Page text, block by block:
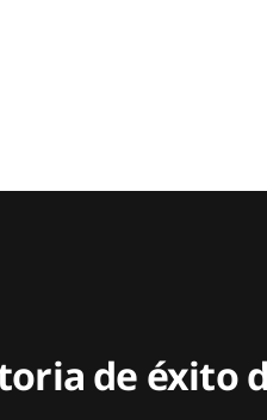
de éxito